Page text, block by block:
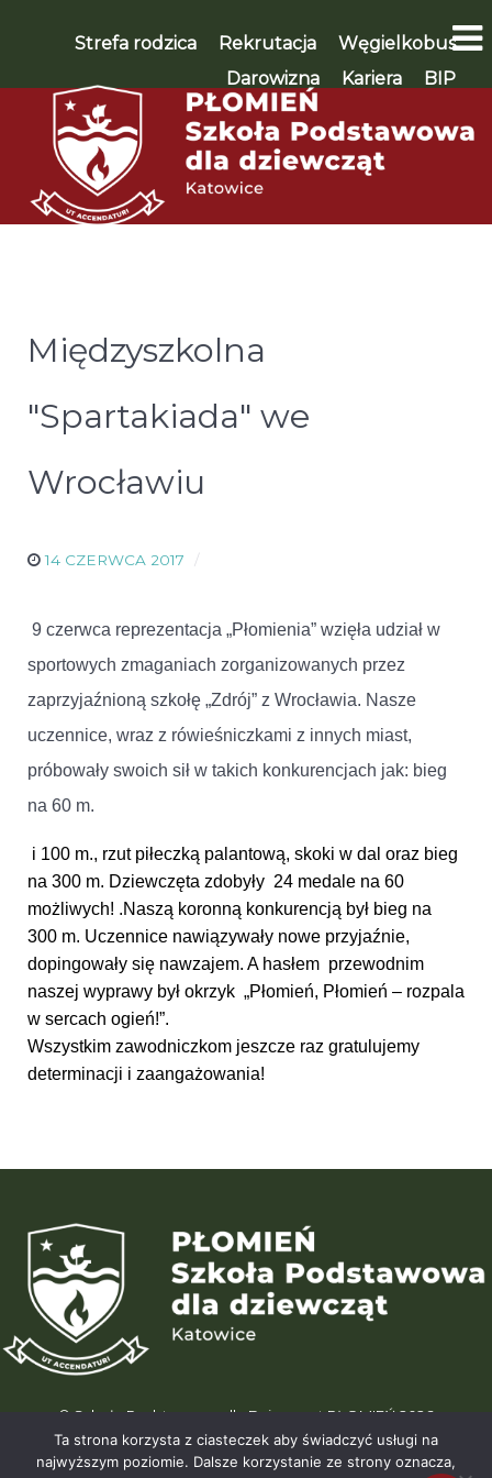
Strefa rodzica Rekrutacja
Węgielkobus
Darowizna
Kariera BIP
WSPIERAM 🡪
Międzyszkolna
"Spartakiada" we
Wrocławiu
14 CZERWCA 2017
9 czerwca reprezentacja „Płomienia” wzięła udział w
sportowych zmaganiach zorganizowanych przez
zaprzyjaźnioną szkołę „Zdrój” z Wrocławia. Nasze
uczennice, wraz z rówieśniczkami z innych miast,
próbowały swoich sił w takich konkurencjach jak: bieg
na 60 m.
i 100 m., rzut piłeczką palantową, skoki w dal oraz bieg
na 300 m. Dziewczęta zdobyły 24 medale na 60
możliwych! .Naszą koronną konkurencją był bieg na
300 m. Uczennice nawiązywały nowe przyjaźnie,
dopingowały się nawzajem. A hasłem przewodnim
naszej wyprawy był okrzyk „Płomień, Płomień – rozpala
w sercach ogień!”.
Wszystkim zawodniczkom jeszcze raz gratulujemy
determinacji i zaangażowania!
© Szkoła Podstawowa dla Dziewcząt PŁOMIEŃ 2026
ul. Karliczka 15 | 40-488 Katowice (Giszowiec) | tel. +48 664 195 196
| info@wegielek.edu.pl
Ta strona korzysta z ciasteczek aby świadczyć usługi na
najwyższym poziomie. Dalsze korzystanie ze strony oznacza,